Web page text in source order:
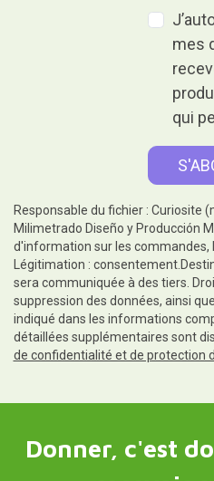
mes
qui
Responsable du fichier : Curiosite
Milimetrado Diseño y Producción
d'information sur les commandes,
Légitimation :
sera communiquée à des tiers.
suppression des données, ainsi
indiqué dans les informations
détaillées supplémentaires sont
de confidentialité et de protection
Donner, c'est